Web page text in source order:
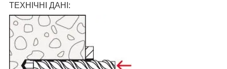
ТЕХНІЧНІ ДАНІ: